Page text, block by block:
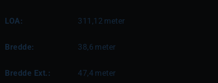
LOA: 311,12 meter
Bredde: 38,6 meter
Bredde Ext.: 47,4 meter